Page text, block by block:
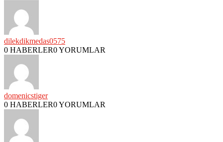
dilekdikmedas0575
0 HABERLER0 YORUMLAR
domenicstiger
0 HABERLER0 YORUMLAR